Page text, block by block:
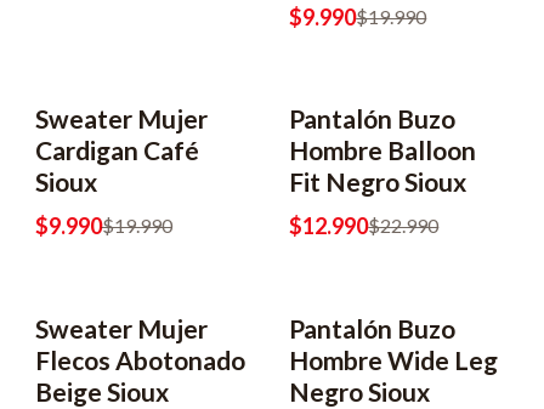
$9.990$19.990
-50% OFF
Sweater Mujer
Cardigan Café
Sioux
$9.990$19.990
-43% OFF
Pantalón Buzo
Hombre Balloon
Fit Negro Sioux
$12.990$22.990
-60% OFF
Sweater Mujer
Flecos Abotonado
Beige Sioux
-43% OFF
Pantalón Buzo
Hombre Wide Leg
Negro Sioux